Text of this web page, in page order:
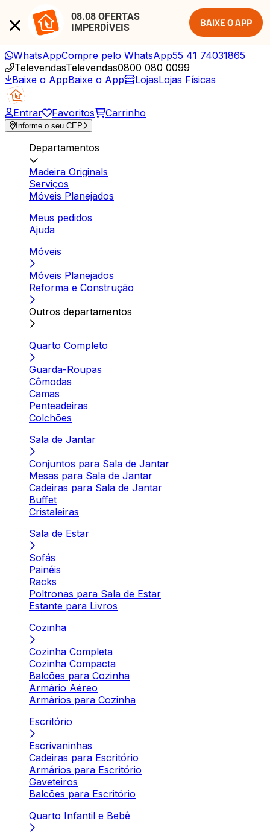
08.08 OFERTAS
IMPERDÍVEIS
BAIXE O APP
WhatsAppCompre pelo WhatsApp55 41 74031865
TelevendasTelevendas0800 080 0099
Baixe o AppBaixe o App LojasLojas Físicas
Entrar Favoritos Carrinho
Informe o seu CEP
Departamentos
Madeira Originals
Serviços
Móveis Planejados
Meus pedidos
Ajuda
Móveis
Móveis Planejados
Reforma e Construção
Outros departamentos
Quarto Completo
Guarda-Roupas
Cômodas
Camas
Penteadeiras
Colchões
Sala de Jantar
Conjuntos para Sala de Jantar
Mesas para Sala de Jantar
Cadeiras para Sala de Jantar
Buffet
Cristaleiras
Sala de Estar
Sofás
Painéis
Racks
Poltronas para Sala de Estar
Estante para Livros
Cozinha
Cozinha Completa
Cozinha Compacta
Balcões para Cozinha
Armário Aéreo
Armários para Cozinha
Escritório
Escrivaninhas
Cadeiras para Escritório
Armários para Escritório
Gaveteiros
Balcões para Escritório
Quarto Infantil e Bebê